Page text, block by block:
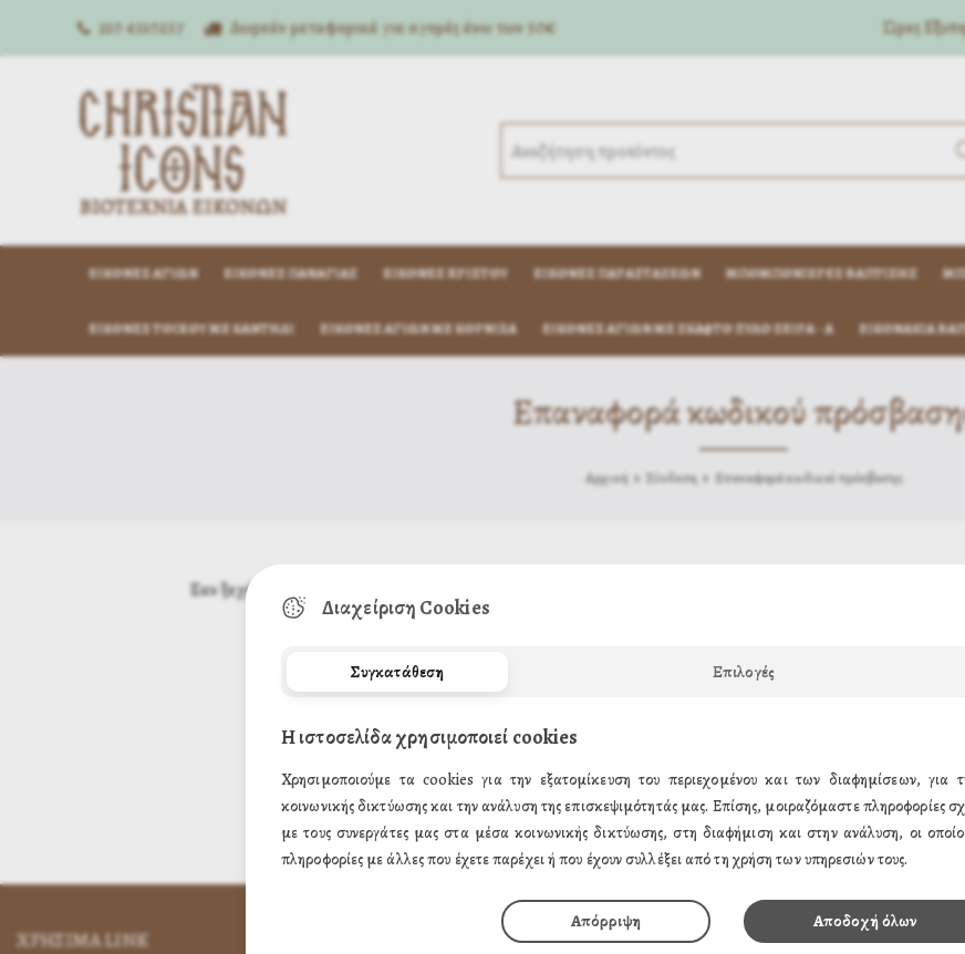
210 4310257 Δωρεάν μεταφορικά για αγορές άνω των 50€ Ώρες
ΕΙΚΌΝΕΣ ΑΓΊΩΝ ΕΙΚΌΝΕΣ ΠΑΝΑΓΊΑΣ ΕΙΚΌΝΕΣ ΧΡΙΣΤΟΎ ΕΙΚΌΝΕΣ ΠΑΡΑΣΤΆΣΕΩΝ ΜΠΟΜΠΟΝΙΈΡΕΣ ΒΆΠΤΙΣΗΣ
ΕΙΚΌΝΕΣ ΤΟΊΧΟΥ ΜΕ ΚΑΝΤΉΛΙ ΕΙΚΌΝΕΣ ΑΓΊΩΝ ΜΕ ΚΟΡΝΊΖΑ ΕΙΚΟΝΕΣ ΑΓΙΩΝ ΜΕ ΣΚΑΦΤΟ ΞΥΛΟ ΣΕΙΡΑ - Α ΕΙΚΟΝΆΚΙΑ
Επαναφορά κωδικού
Αρχική Σύνδεση Επαναφορά κωδικού πρόσβασης
Εαν ξεχάσατε τον κωδικό πρόσβασης, εισάγετε το e-mail σας παρακάτω και θα σας αποστείλουμε ένα e-
ΧΡΗΣΙΜA LINK ΌΡΟΙ ΧΡΉΣΗΣ ΤΑ ΠΡΟΪΟΝΤΑ ΜΑΣ
Διαχείριση Cookies
Συγκατάθεση Επιλογές
Η ιστοσελίδα χρησιμοποιεί cookies
Χρησιμοποιούμε τα cookies για την εξατομίκευση του περιεχομένου και των διαφημίσεων, για
κοινωνικής δικτύωσης και την ανάλυση της επισκεψιμότητάς μας. Επίσης, μοιραζόμαστε πληροφορίες
με τους συνεργάτες μας στα μέσα κοινωνικής δικτύωσης, στη διαφήμιση και στην ανάλυση, οι
πληροφορίες με άλλες που έχετε παρέχει ή που έχουν συλλέξει από τη χρήση των υπηρεσιών τους.
Απόρριψη Αποδοχή όλων